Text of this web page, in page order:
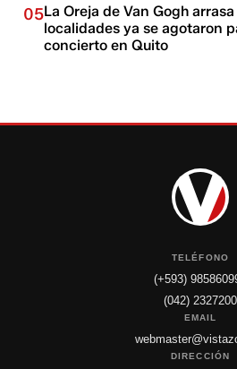
05La Oreja de Van Gogh
localidades ya se agotaron
concierto en Quito
TELÉFONO
(+593)
(042) 2327200
EMAIL
DIRECCIÓN